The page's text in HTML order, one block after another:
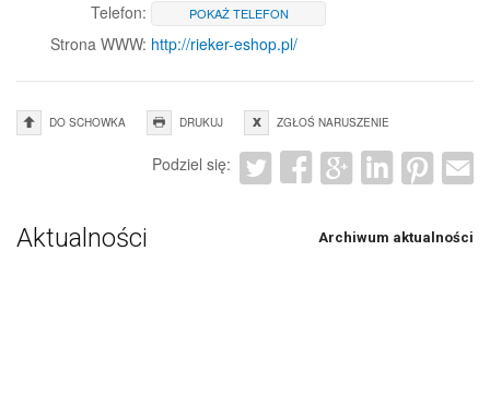
Telefon: POKAŻ TELEFON
Strona WWW: http://rieker-eshop.pl/
DO SCHOWKA DRUKUJ ZGŁOŚ NARUSZENIE
Podziel się:
Aktualności Archiwum aktualności